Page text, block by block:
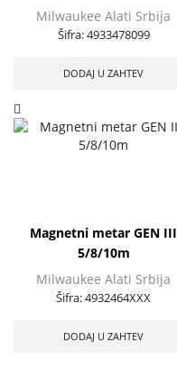
Milwaukee Alati Srbija
Šifra:4933478099
DODAJ U ZAHTEV
Magnetni metar GEN III
5/8/10m
Milwaukee Alati Srbija
Šifra:4932464XXX
DODAJ U ZAHTEV